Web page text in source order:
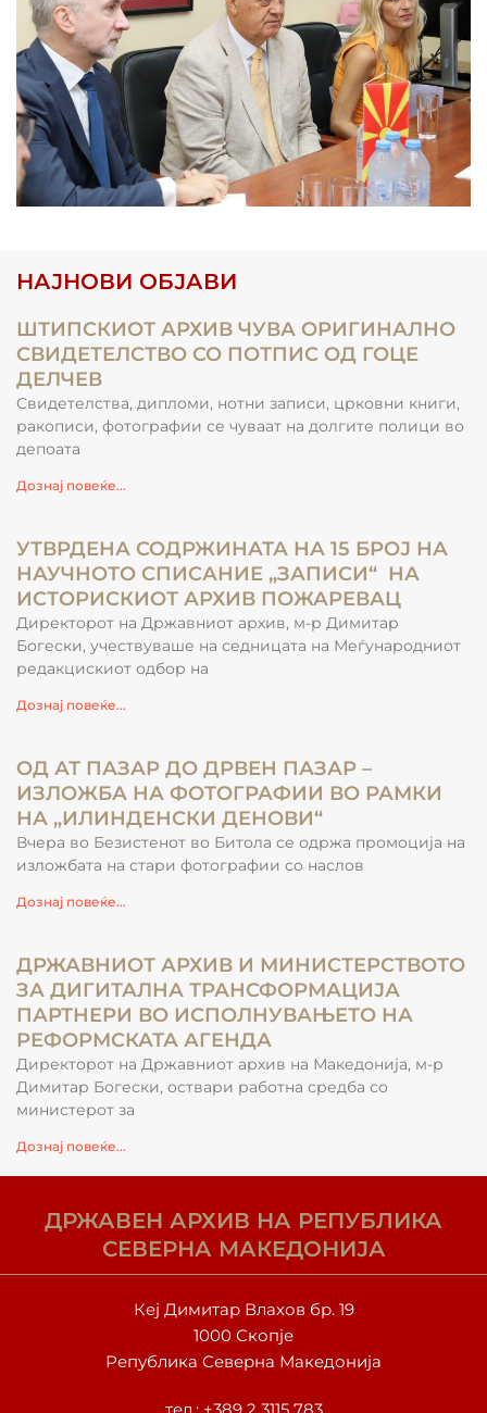
НАЈНОВИ ОБЈАВИ
ШТИПСКИОТ АРХИВ ЧУВА ОРИГИНАЛНО
СВИДЕТЕЛСТВО СО ПОТПИС ОД ГОЦЕ
ДЕЛЧЕВ
Свидетелства, дипломи, нотни записи, црковни книги,
ракописи, фотографии се чуваат на долгите полици во
депоата
Дознај повеќе...
УТВРДЕНА СОДРЖИНАТА НА 15 БРОЈ НА
НАУЧНОТО СПИСАНИЕ „ЗАПИСИ“ НА
ИСТОРИСКИОТ АРХИВ ПОЖАРЕВАЦ
Директорот на Државниот архив, м-р Димитар
Богески, учествуваше на седницата на Меѓународниот
редакцискиот одбор на
Дознај повеќе...
ОД АТ ПАЗАР ДО ДРВЕН ПАЗАР –
ИЗЛОЖБА НА ФОТОГРАФИИ ВО РАМКИ
НА „ИЛИНДЕНСКИ ДЕНОВИ“
Вчера во Безистенот во Битола се одржа промоција на
изложбата на стари фотографии со наслов
Дознај повеќе...
ДРЖАВНИОТ АРХИВ И МИНИСТЕРСТВОТО
ЗА ДИГИТАЛНА ТРАНСФОРМАЦИЈА
ПАРТНЕРИ ВО ИСПОЛНУВАЊЕТО НА
РЕФОРМСКАТА АГЕНДА
Директорот на Државниот архив на Македонија, м-р
Димитар Богески, оствари работна средба со
министерот за
Дознај повеќе...
ДРЖАВЕН АРХИВ НА РЕПУБЛИКА
СЕВЕРНА МАКЕДОНИЈА
Кеј Димитар Влахов бр. 19
1000 Скопје
Република Северна Македонија